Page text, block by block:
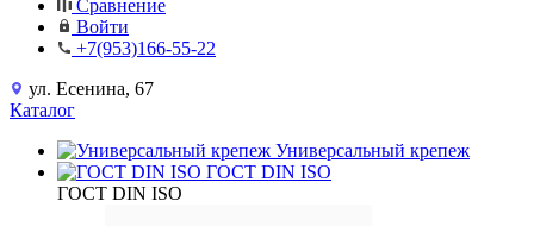
Сравнение
Войти
+7(953)166-55-22
ул. Есенина, 67
Каталог
Универсальный крепеж
ГОСТ DIN ISO
ГОСТ DIN ISO